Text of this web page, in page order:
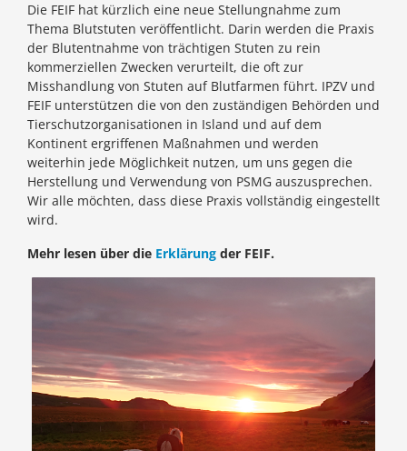
Die FEIF hat kürzlich eine neue Stellungnahme zum
Thema Blutstuten veröffentlicht. Darin werden die Praxis
der Blutentnahme von trächtigen Stuten zu rein
kommerziellen Zwecken verurteilt, die oft zur
Misshandlung von Stuten auf Blutfarmen führt. IPZV und
FEIF unterstützen die von den zuständigen Behörden und
Tierschutzorganisationen in Island und auf dem
Kontinent ergriffenen Maßnahmen und werden
weiterhin jede Möglichkeit nutzen, um uns gegen die
Herstellung und Verwendung von PSMG auszusprechen.
Wir alle möchten, dass diese Praxis vollständig eingestellt
wird.
Mehr lesen über die Erklärung der FEIF.